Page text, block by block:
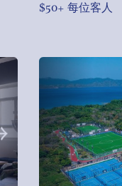
$50+ 每位客人